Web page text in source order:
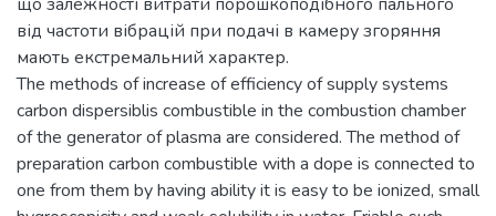
від частоти вібрацій при подачі в камеру згоряння
мають екстремальний характер.
The methods of increase of efficiency of supply systems
carbon dispersiblis combustible in the combustion chamber
of the generator of plasma are considered. The method of
preparation carbon combustible with a dope is connected to
one from them by having ability it is easy to be ionized, small